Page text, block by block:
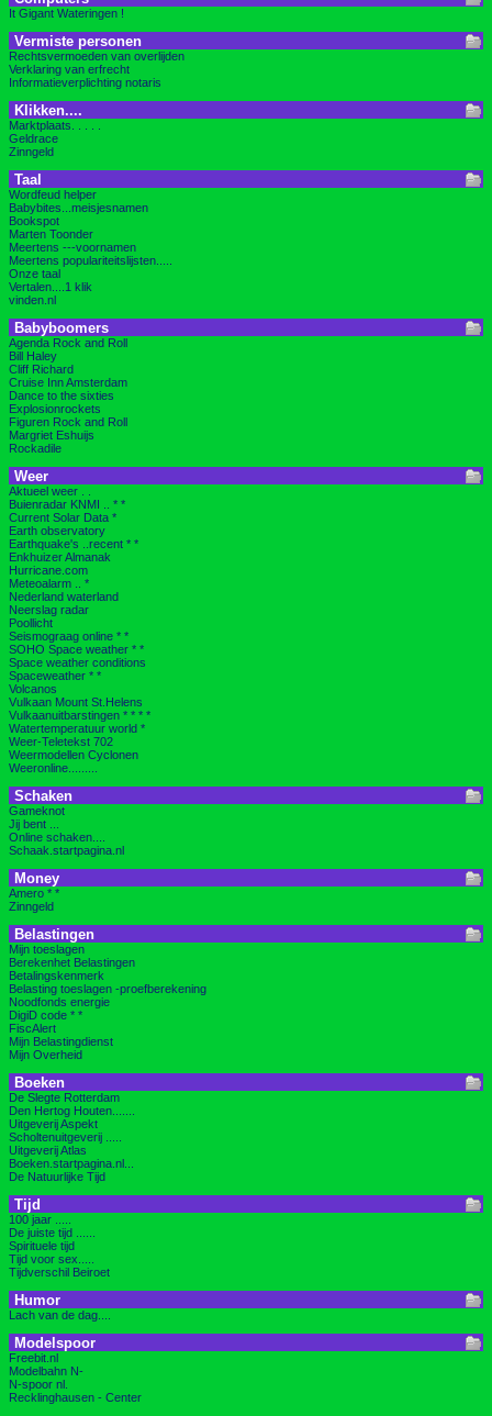
It Gigant Wateringen !
Vermiste personen
Rechtsvermoeden van overlijden
Verklaring van erfrecht
Informatieverplichting notaris
Klikken....
Marktplaats. . . . .
Geldrace
Zinngeld
Taal
Wordfeud helper
Babybites...meisjesnamen
Bookspot
Marten Toonder
Meertens ---voornamen
Meertens populariteitslijsten.....
Onze taal
Vertalen....1 klik
vinden.nl
Babyboomers
Agenda Rock and Roll
Bill Haley
Cliff Richard
Cruise Inn Amsterdam
Dance to the sixties
Explosionrockets
Figuren Rock and Roll
Margriet Eshuijs
Rockadile
Weer
Aktueel weer . .
Buienradar KNMI .. * *
Current Solar Data *
Earth observatory
Earthquake's ..recent * *
Enkhuizer Almanak
Hurricane.com
Meteoalarm .. *
Nederland waterland
Neerslag radar
Poollicht
Seismograag online * *
SOHO Space weather * *
Space weather conditions
Spaceweather * *
Volcanos
Vulkaan Mount St.Helens
Vulkaanuitbarstingen * * * *
Watertemperatuur world *
Weer-Teletekst 702
Weermodellen Cyclonen
Weeronline.........
Schaken
Gameknot
Jij bent ...
Online schaken....
Schaak.startpagina.nl
Money
Amero * *
Zinngeld
Belastingen
Mijn toeslagen
Berekenhet Belastingen
Betalingskenmerk
Belasting toeslagen -proefberekening
Noodfonds energie
DigiD code * *
FiscAlert
Mijn Belastingdienst
Mijn Overheid
Boeken
De Slegte Rotterdam
Den Hertog Houten.......
Uitgeverij Aspekt
Scholtenuitgeverij .....
Uitgeverij Atlas
Boeken.startpagina.nl...
De Natuurlijke Tijd
Tijd
100 jaar .....
De juiste tijd ......
Spirituele tijd
Tijd voor sex.....
Tijdverschil Beiroet
Humor
Lach van de dag....
Modelspoor
Freebit.nl
Modelbahn N-
N-spoor nl.
Recklinghausen - Center